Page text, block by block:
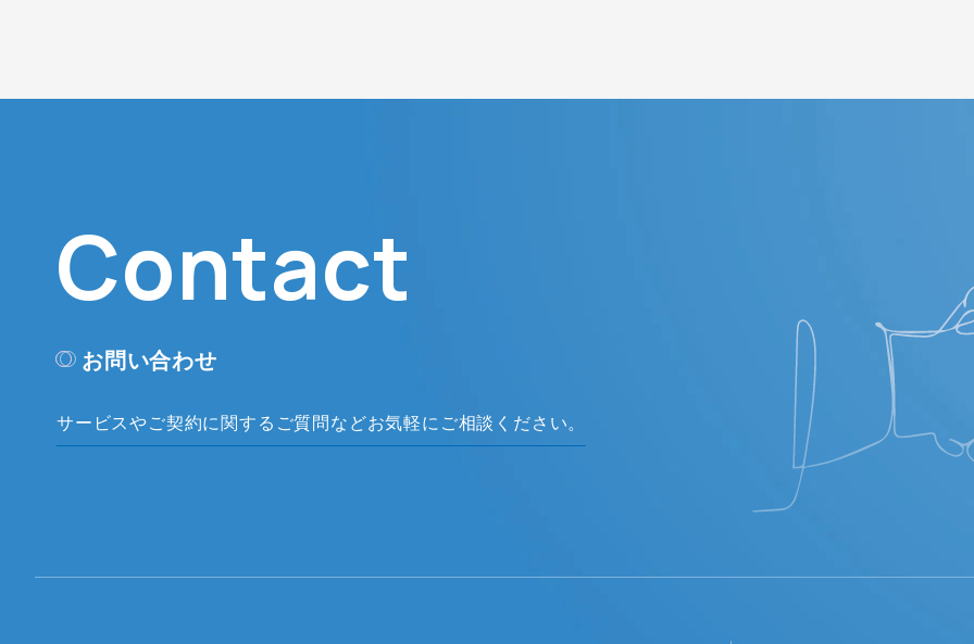
Contact
お問い合わせ
サービスやご契約に関するご質問などお気軽にご相談ください。